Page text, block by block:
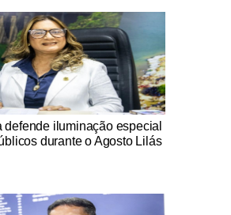
defende iluminação especial
durante o Agosto Lilás